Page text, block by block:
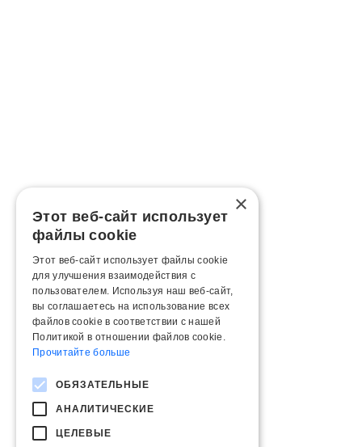
×
Этот веб-сайт использует
файлы cookie
Этот веб-сайт использует файлы cookie
для улучшения взаимодействия с
пользователем. Используя наш веб-сайт,
вы соглашаетесь на использование всех
файлов cookie в соответствии с нашей
Политикой в ​​отношении файлов cookie.
Прочитайте больше
ОБЯЗАТЕЛЬНЫЕ
АНАЛИТИЧЕСКИЕ
ЦЕЛЕВЫЕ